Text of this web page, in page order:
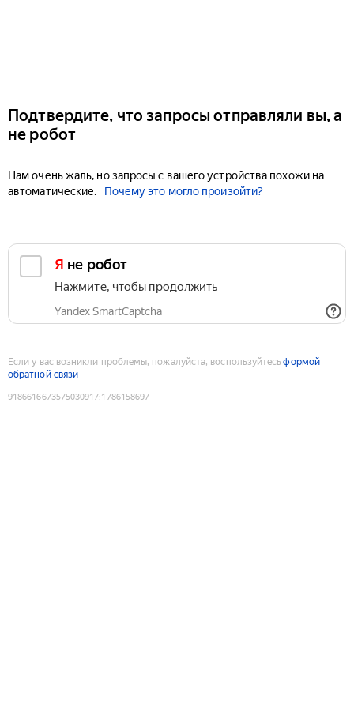
Подтвердите, что запросы отправляли вы, а
не робот
Нам очень жаль, но запросы с вашего устройства похожи на
автоматические.
Почему это могло произойти?
Я не робот
Нажмите, чтобы продолжить
Yandex SmartCaptcha
Если у вас возникли проблемы, пожалуйста, воспользуйтесьформой
обратной связи
9186616673575030917:1786158697